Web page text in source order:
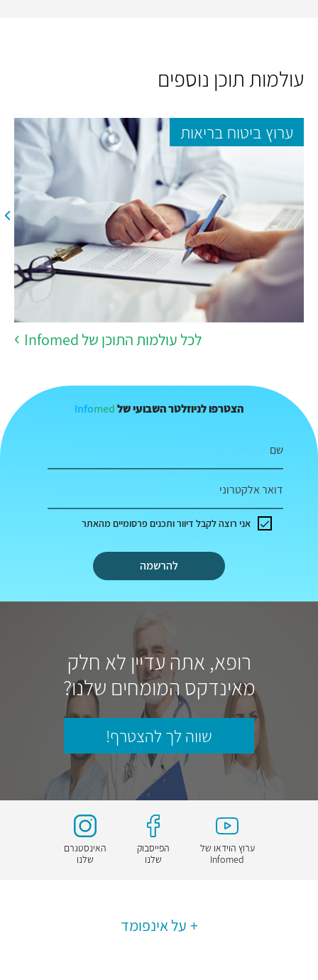
עולמות תוכן נוספים
ערוץ ביטוח בריאות
לכל עולמות התוכן של Infomed
הצטרפו לניוזלטר השבועי של Infomed
שם
דואר אלקטרוני
להרשמה
אני רוצה לקבל דיוור ותכנים פרסומיים מהאתר
רופא, אתה עדיין לא חלק
מאינדקס המומחים שלנו?
שווה לך להצטרף!
ערוץ הוידאו של
Infomed
הפייסבוק
שלנו
האינסטגרם
שלנו
על אינפומד